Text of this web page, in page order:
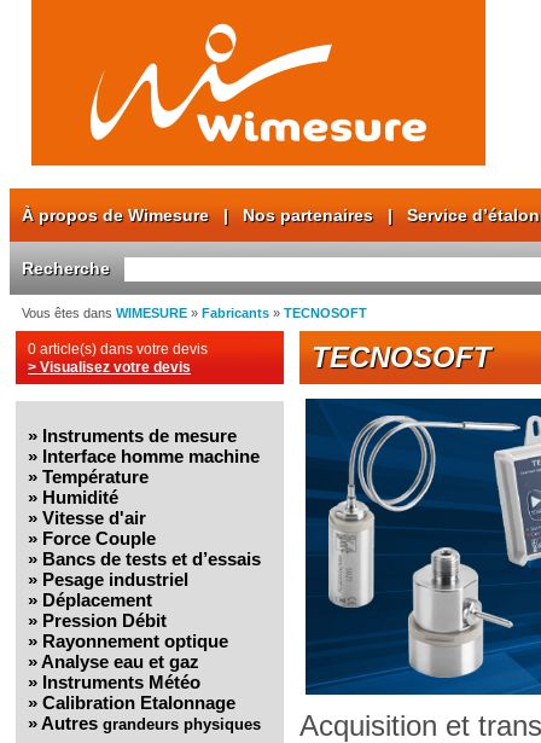
À propos de Wimesure| Nos partenaires| Service
Recherche
Vous êtes dans WIMESURE » Fabricants » TECNOSOFT
0 article(s) dans votre devis
> Visualisez votre devis
» Instruments de mesure
» Interface homme machine
» Température
» Humidité
» Vitesse d'air
» Force Couple
» Bancs de tests et d’essais
» Pesage industriel
» Déplacement
» Pression Débit
» Rayonnement optique
»Analyse eau et gaz
» Instruments Météo
» Calibration Etalonnage
»Autres grandeurs physiques
TECNOSOFT
Acquisition et